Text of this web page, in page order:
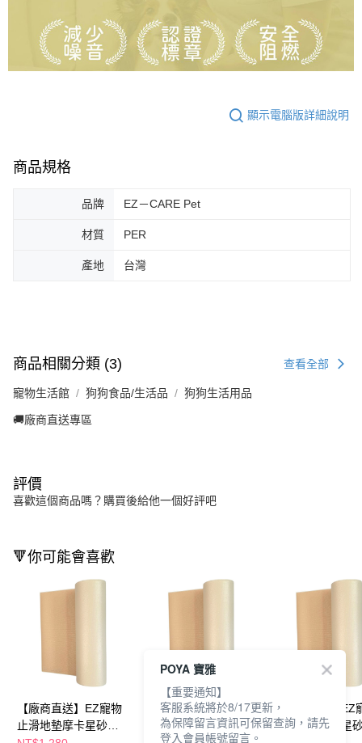
顯示電腦版詳細說明
商品規格
品牌 EZ－CARE Pet
材質 PER
產地 台灣
商品相關分類 (3) 查看全部
寵物生活館 狗狗食品/生活品 狗狗生活用品
🚚廠商直送專區
評價
喜歡這個商品嗎？購買後給他一個好評吧
🔻你可能會喜歡
【廠商直送】EZ寵物
止滑地墊摩卡星砂
【廠商直送】EZ寵物
止滑地墊摩卡星砂
【廠商直送】EZ
止滑地墊摩卡星
POYA 寶雅
【重要通知】
客服系統將於8/17更新，
為保障留言資訊可保留查詢，請先
登入會員帳號留言。